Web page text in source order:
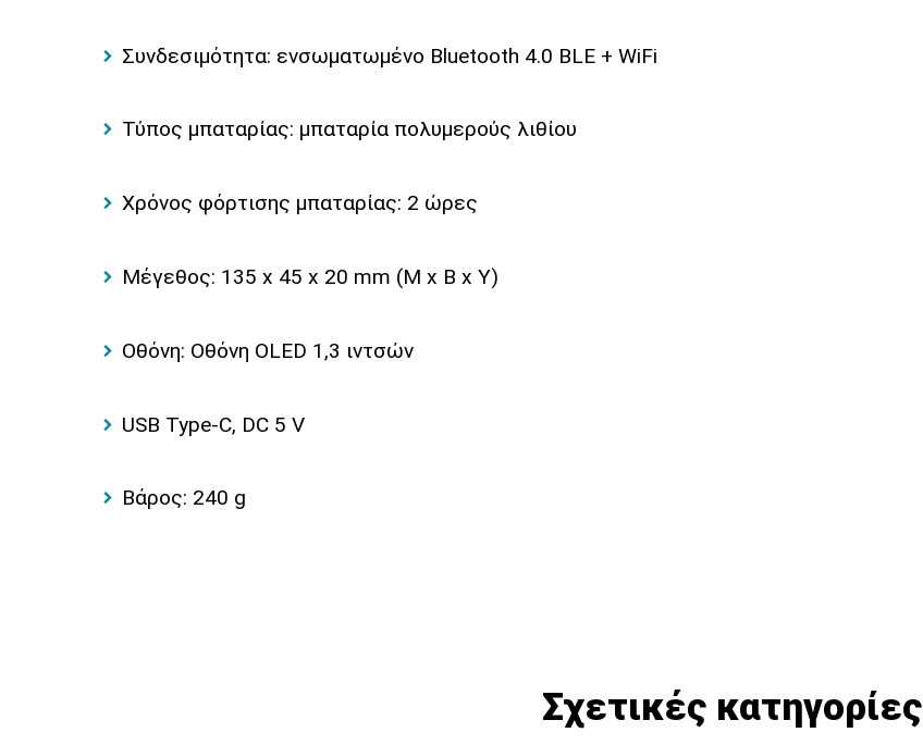
Συνδεσιμότητα: ενσωματωμένο Bluetooth 4.0 BLE + WiFi
Τύπος μπαταρίας: μπαταρία πολυμερούς λιθίου
Χρόνος φόρτισης μπαταρίας: 2 ώρες
Μέγεθος: 135 x 45 x 20 mm (Μ x Β x Υ)
Οθόνη: Οθόνη OLED 1,3 ιντσών
USB Type-C, DC 5 V
Βάρος: 240 g
Σχετικές κατηγορίες